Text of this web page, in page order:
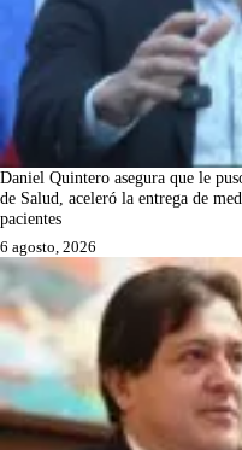
Daniel Quintero asegura que le
de Salud, aceleró la entrega de
pacientes
6 agosto, 2026